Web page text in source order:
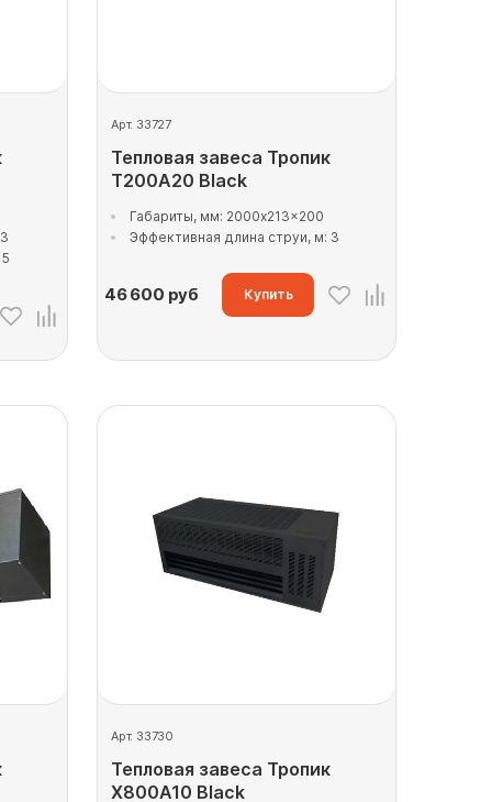
Арт. 33727
Тепловая завеса Тропик
T200A20 Black
Габариты, мм: 2000x213x200
Эффективная длина струи, м: 3
46 600 руб Купить
Арт. 33730
Тепловая завеса Тропик
X800A10 Black